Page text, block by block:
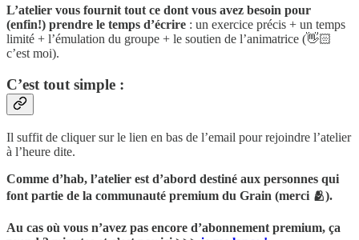
L’atelier vous fournit tout ce dont vous avez besoin pour
(enfin!) prendre le temps d’écrire : un exercice précis + un temps
limité + l’émulation du groupe + le soutien de l’animatrice (👋🏻
c’est moi).
C’est tout simple :
Il suffit de cliquer sur le lien en bas de l’email pour rejoindre l’atelier
à l’heure dite.
Comme d’hab, l’atelier est d’abord destiné aux personnes qui
font partie de la communauté premium du Grain (merci 🫂).
Au cas où vous n’avez pas encore d’abonnement premium, ça